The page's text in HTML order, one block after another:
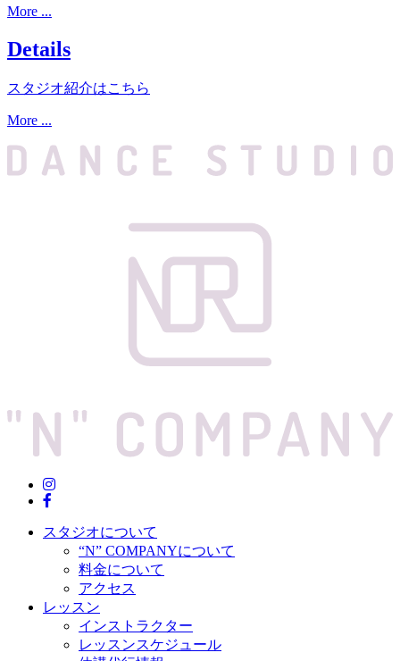
More ...
Details
スタジオ紹介はこちら
More ...
スタジオについて
“N” COMPANYについて
料金について
アクセス
レッスン
インストラクター
レッスンスケジュール